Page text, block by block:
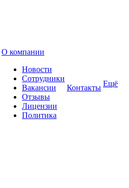
О компании
Новости
Сотрудники
Вакансии
Отзывы
Лицензии
Политика
Контакты Ещё